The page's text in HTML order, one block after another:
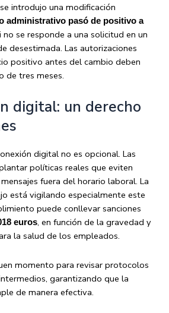
introdujo una modificación
administrativo pasó de positivo a
no se responde a una solicitud en un
desestimada. Las autorizaciones
positivo antes del cambio deben
de tres meses.
digital: un derecho
digital no es opcional. Las
políticas reales que eviten
fuera del horario laboral. La
está vigilando especialmente este
puede conllevar sanciones
euros, en función de la gravedad y
la salud de los empleados.
momento para revisar protocolos
garantizando que la
de manera efectiva.